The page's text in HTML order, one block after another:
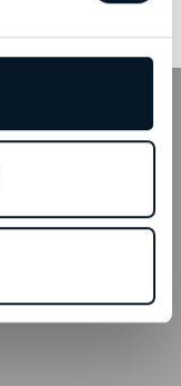
Field’s